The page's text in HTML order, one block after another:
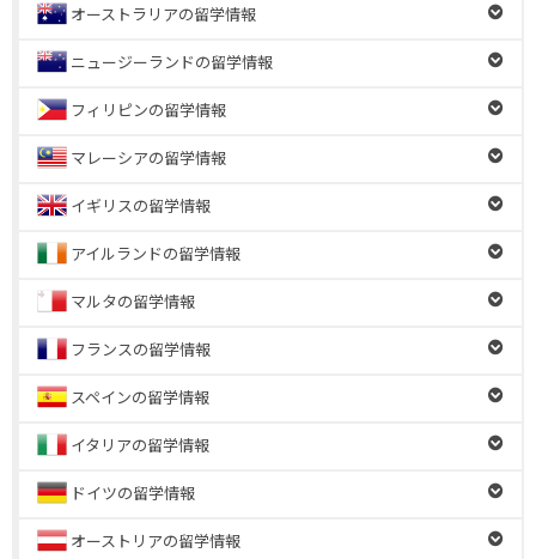
オーストラリアの留学情報
ニュージーランドの留学情報
フィリピンの留学情報
マレーシアの留学情報
イギリスの留学情報
アイルランドの留学情報
マルタの留学情報
フランスの留学情報
スペインの留学情報
イタリアの留学情報
ドイツの留学情報
オーストリアの留学情報